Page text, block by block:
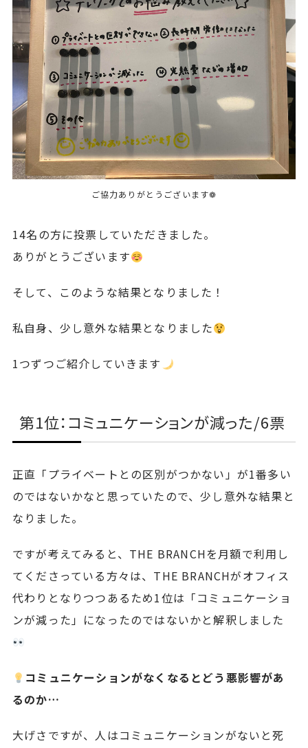
ご協力ありがとうございます❁
14名の方に投票していただきました。
ありがとうございます
そして、このような結果となりました！
私自身、少し意外な結果となりました
1つずつご紹介していきます
第1位：コミュニケーションが減った/6票
正直「プライベートとの区別がつかない」が1番多い
のではないかなと思っていたので、少し意外な結果と
なりました。
ですが考えてみると、THE BRANCHを月額で利用し
てくださっている方々は、THE BRANCHがオフィス
代わりとなりつつあるため1位は「コミュニケーショ
ンが減った」になったのではないかと解釈しました
コミュニケーションがなくなるとどう悪影響があ
るのか…
大げさですが、人はコミュニケーションがないと死